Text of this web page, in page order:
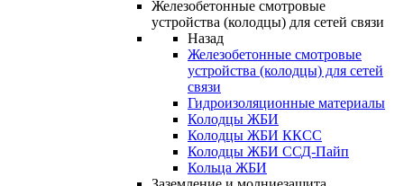
Железобетонные смотровые
устройства (колодцы) для сетей связи
Назад
Железобетонные смотровые
устройства (колодцы) для сетей
связи
Гидроизоляционные материалы
Колодцы ЖБИ
Колодцы ЖБИ ККСС
Колодцы ЖБИ ССД-Пайп
Кольца ЖБИ